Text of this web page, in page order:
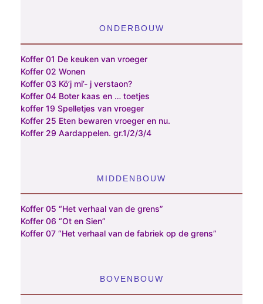
ONDERBOUW
Koffer 01 De keuken van vroeger
Koffer 02 Wonen
Koffer 03 Kö’j mi’- j verstaon?
Koffer 04 Boter kaas en … toetjes
koffer 19 Spelletjes van vroeger
Koffer 25 Eten bewaren vroeger en nu.
Koffer 29 Aardappelen. gr.1/2/3/4
MIDDENBOUW
Koffer 05 “Het verhaal van de grens”
Koffer 06 “Ot en Sien”
Koffer 07 “Het verhaal van de fabriek op de grens”
BOVENBOUW